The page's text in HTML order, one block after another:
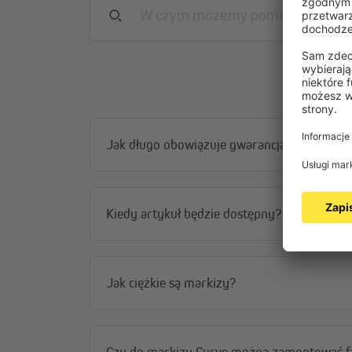
Jak długo obowiązuje gwarancja?
Kiedy artykuł będzie dostępny?
Jak ciężkie są markizy?